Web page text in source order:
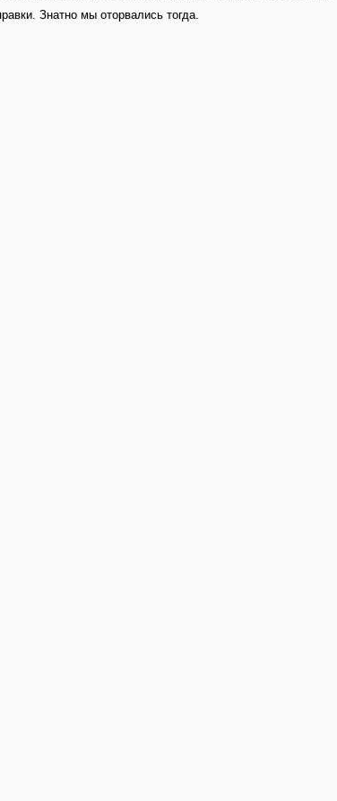
Знатно мы оторвались тогда.